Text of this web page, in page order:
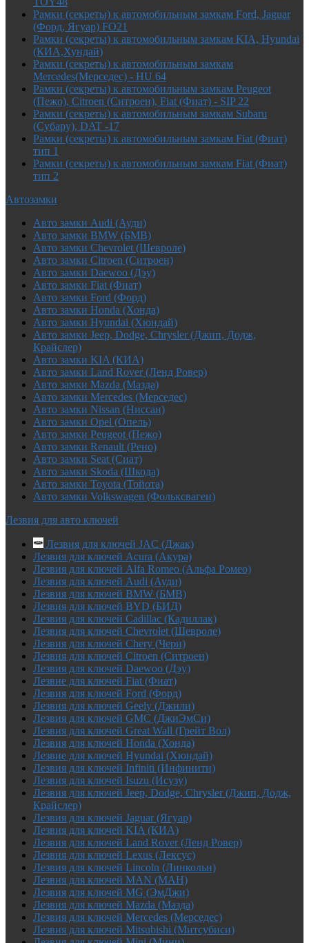
Рамки (секреты) к автомобильным замкам Ford, Jaguar
(Форд, Ягуар) FO21
Рамки (секреты) к автомобильным замкам KIA, Hyundai
(КИА,Хундай)
Рамки (секреты) к автомобильным замкам
Mercedes(Мерседес) - HU 64
Рамки (секреты) к автомобильным замкам Peugeot
(Пежо), Citroen (Ситроен), Fiat (Фиат) - SIP 22
Рамки (секреты) к автомобильным замкам Subaru
(Субару), DAT -17
Рамки (секреты) к автомобильным замкам Fiat (Фиат)
тип 1
Рамки (секреты) к автомобильным замкам Fiat (Фиат)
тип 2
Автозамки
Авто замки Audi (Ауди)
Авто замки BMW (БМВ)
Авто замки Chevrolet (Шевроле)
Авто замки Citroen (Ситроен)
Авто замки Daewoo (Дэу)
Авто замки Fiat (Фиат)
Авто замки Ford (Форд)
Авто замки Honda (Хонда)
Авто замки Hyundai (Хюндай)
Авто замки Jeep, Dodge, Chrysler (Джип, Додж,
Крайслер)
Авто замки KIA (КИА)
Авто замки Land Rover (Ленд Ровер)
Авто замки Mazda (Мазда)
Авто замки Mercedes (Мерседес)
Авто замки Nissan (Ниссан)
Авто замки Opel (Опель)
Авто замки Peugeot (Пежо)
Авто замки Renault (Рено)
Авто замки Seat (Сиат)
Авто замки Skoda (Шкода)
Авто замки Toyota (Тойота)
Авто замки Volkswagen (Фольксваген)
Лезвия для авто ключей
Лезвия для ключей JAC (Джак)
Лезвия для ключей Acura (Акура)
Лезвия для ключей Alfa Romeo (Альфа Ромео)
Лезвия для ключей Audi (Ауди)
Лезвия для ключей BMW (БМВ)
Лезвия для ключей BYD (БИД)
Лезвия для ключей Cadillac (Кадиллак)
Лезвия для ключей Chevrolet (Шевроле)
Лезвия для ключей Chery (Чери)
Лезвия для ключей Citroen (Ситроен)
Лезвия для ключей Daewoo (Дэу)
Лезвие для ключей Fiat (Фиат)
Лезвия для ключей Ford (Форд)
Лезвия для ключей Geely (Джили)
Лезвия для ключей GMC (ДжиЭмСи)
Лезвия для ключей Great Wall (Грейт Вол)
Лезвия для ключей Honda (Хонда)
Лезвие для ключей Hyundai (Хюндай)
Лезвия для ключей Infiniti (Инфинити)
Лезвия для ключей Isuzu (Исузу)
Лезвия для ключей Jeep, Dodge, Chrysler (Джип, Додж,
Крайслер)
Лезвия для ключей Jaguar (Ягуар)
Лезвия для ключей KIA (КИА)
Лезвия для ключей Land Rover (Ленд Ровер)
Лезвия для ключей Lexus (Лексус)
Лезвия для ключей Lincoln (Линкольн)
Лезвия для ключей MAN (МАН)
Лезвия для ключей MG (ЭмДжи)
Лезвия для ключей Mazda (Мазда)
Лезвия для ключей Mercedes (Мерседес)
Лезвия для ключей Mitsubishi (Митсубиси)